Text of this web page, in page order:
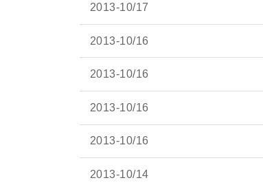
2013-10/17
2013-10/16
2013-10/16
2013-10/16
2013-10/16
2013-10/14